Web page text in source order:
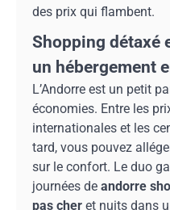
des prix qui flambent.
Shopping détaxé
un hébergement
L’Andorre est un petit
économies. Entre les
internationales et les
tard, vous pouvez
sur le confort. Le duo
journées de andorre
pas cher et nuits dans